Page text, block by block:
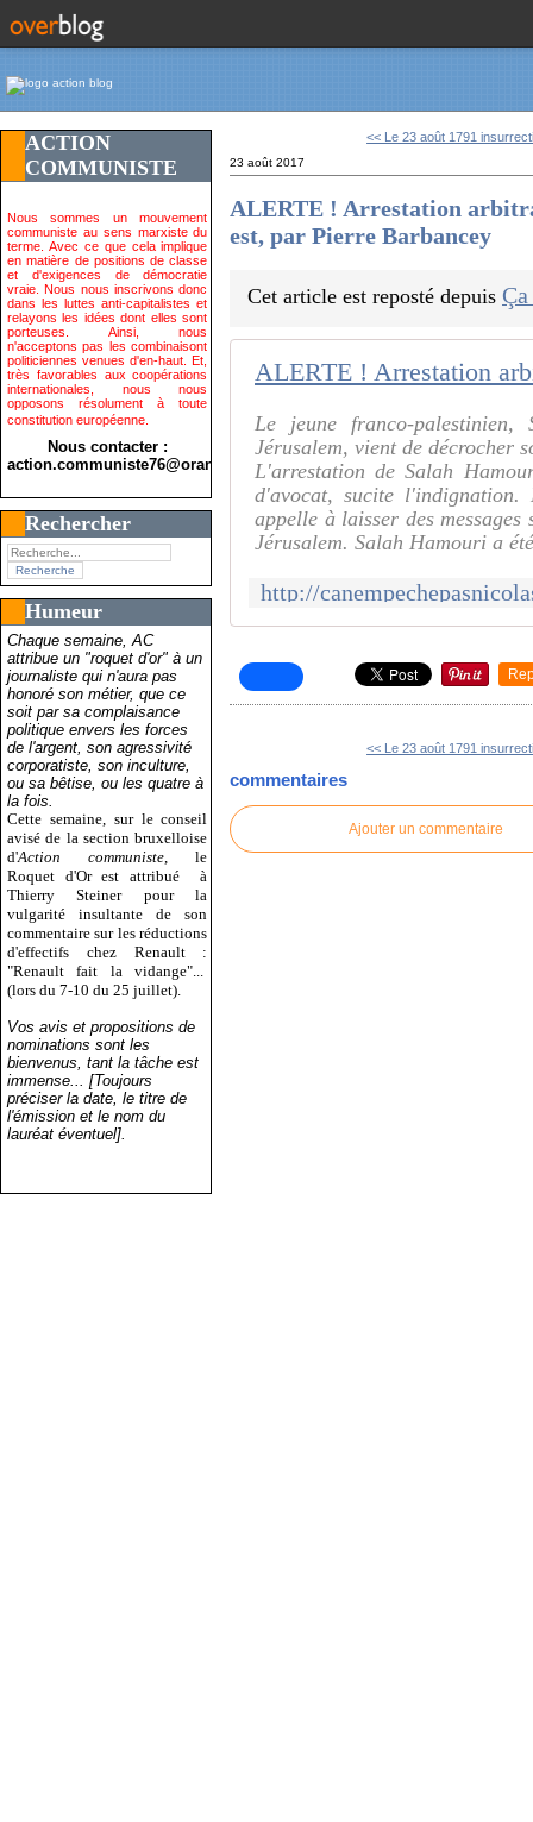
ACTION
COMMUNISTE
Nous sommes un mouvement
communiste au sens marxiste du
terme. Avec ce que cela implique
en matière de positions de classe
et d'exigences de démocratie
vraie. Nous nous inscrivons donc
dans les luttes anti-capitalistes et
relayons les idées dont elles sont
porteuses. Ainsi, nous
n'acceptons pas les combinaisont
politiciennes venues d'en-haut. Et,
très favorables aux coopérations
internationales, nous nous
opposons résolument à toute
constitution européenne.
Nous contacter :
action.communiste76@orange.fr>
Rechercher
Humeur
Chaque semaine, AC
attribue un "roquet d'or" à un
journaliste qui n'aura pas
honoré son métier, que ce
soit par sa complaisance
politique envers les forces
de l'argent, son agressivité
corporatiste, son inculture,
ou sa bêtise, ou les quatre à
la fois.
Cette semaine, sur le conseil
avisé de la section bruxelloise
d'Action communiste , le
Roquet d'Or est attribué
à
Thierry Steiner pour la
vulgarité insultante de son
commentaire sur les réductions
d'effectifs chez Renault :
"Renault fait la vidange"...
(lors du 7-10 du 25 juillet).
Vos avis et propositions de
nominations sont les
bienvenus, tant la tâche est
immense... [Toujours
préciser la date, le titre de
l'émission et le nom du
lauréat éventuel].
<< Le 23 août 1791
23 août 2017
ALERTE ! Arrestation
est, par Pierre Barbancey
Cet article est reposté depuis
Le jeune franco-
Jérusalem, vient de décrocher
L'arrestation de Salah
d'avocat, sucite l'indignation.
appelle à laisser des
Jérusalem. Salah Hamouri a
<< Le 23 août 1791
commentaires
Ajouter un commentaire